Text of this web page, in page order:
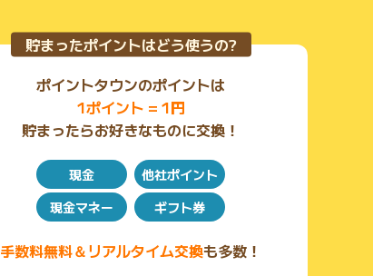
貯まったポイントはどう使うの?
ポイントタウンのポイントは
1ポイント = 1円
貯まったらお好きなものに交換！
現金
他社ポイント
現金マネー
ギフト券
手数料無料＆リアルタイム交換も多数！